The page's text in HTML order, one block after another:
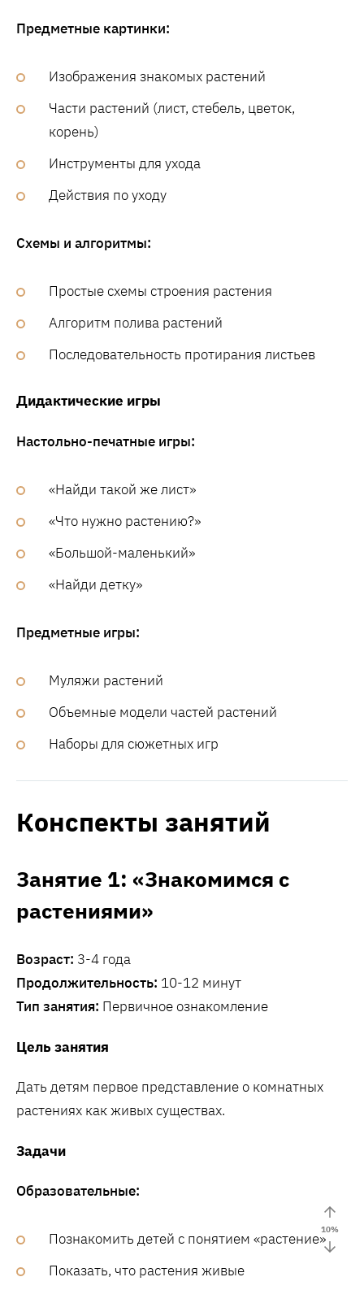
Предметные картинки:
Изображения знакомых растений
Части растений (лист, стебель, цветок,
корень)
Инструменты для ухода
Действия по уходу
Схемы и алгоритмы:
Простые схемы строения растения
Алгоритм полива растений
Последовательность протирания листьев
Дидактические игры
Настольно-печатные игры:
«Найди такой же лист»
«Что нужно растению?»
«Большой-маленький»
«Найди детку»
Предметные игры:
Муляжи растений
Объемные модели частей растений
Наборы для сюжетных игр
Конспекты занятий
Занятие 1: «Знакомимся с
растениями»
Возраст: 3-4 года
Продолжительность: 10-12 минут
Тип занятия: Первичное ознакомление
Цель занятия
Дать детям первое представление о комнатных
растениях как живых существах.
Задачи
Образовательные:
Познакомить детей с понятием «растение»
Показать, что растения живые
10%